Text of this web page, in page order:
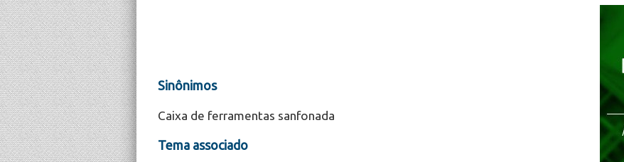
Sinônimos
Caixa de ferramentas sanfonada
Tema associado